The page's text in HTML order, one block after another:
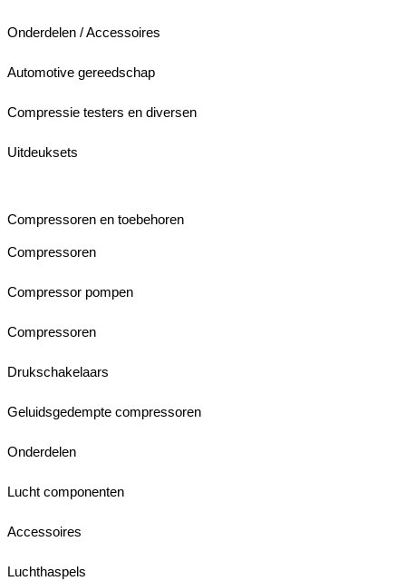
Onderdelen / Accessoires
Automotive gereedschap
Compressie testers en diversen
Uitdeuksets
Compressoren en toebehoren
Compressoren
Compressor pompen
Compressoren
Drukschakelaars
Geluidsgedempte compressoren
Onderdelen
Lucht componenten
Accessoires
Luchthaspels